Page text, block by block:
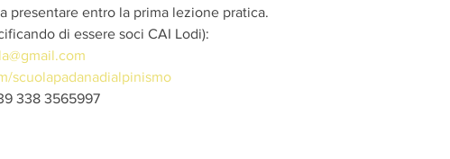
presentare entro la prima lezione pratica.
di essere soci CAI Lodi):
scuolapadanadialpinismo
338 3565997